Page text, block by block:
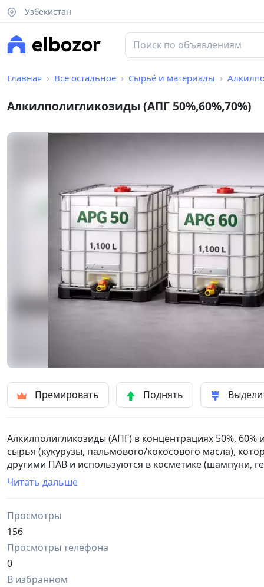
Узбекистан
Главная Все остальное Сырьё и материалы
Алкилполигликозиды (АПГ 50%,60%,70%)
Премировать Поднять
Алкилполигликозиды (АПГ) в концентрациях 50%,
сырья (кукурузы, пальмового/кокосового масла),
другими ПАВ и используются в косметике (шампуни,
концентрациях (50, 60, 70%) отражает содержание
C10) определяет их свойства (пенообразование,
Читать дальше
Просмотры
156
Просмотры телефона
0
В избранном